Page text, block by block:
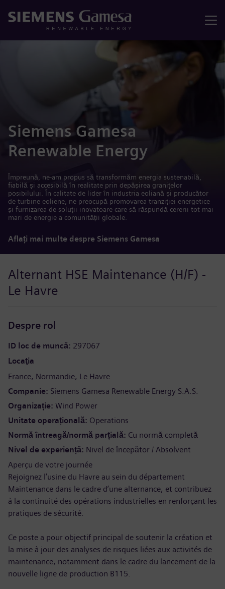
Siemens Gamesa
Renewable Energy
Împreună, ne-am propus să transformăm energia sustenabilă,
fiabilă și accesibilă în realitate prin depășirea granițelor
posibilului. În calitate de lider în industria eoliană și producător
de turbine eoliene, ne preocupă promovarea tranziției energetice
și furnizarea de soluții inovatoare care să răspundă cererii tot mai
mari de energie a comunității globale.
Aflați mai multe despre Siemens Gamesa
Alternant HSE Maintenance (H/F) -
Le Havre
Despre rol
ID loc de muncă 297067
Locaţia
France Normandie Le Havre
Companie Siemens Gamesa Renewable Energy S.A.S.
Organizație Wind Power
Unitate operațională Operations
Normă întreagă/normă parțială Cu normă completă
Nivel de experiență Nivel de începător / Absolvent
Aperçu de votre journée
Rejoignez l’usine du Havre au sein du département
Maintenance dans le cadre d’une alternance, et contribuez
à la continuité des opérations industrielles en renforçant les
pratiques de sécurité.
Ce poste a pour objectif principal de soutenir la création et
la mise à jour des analyses de risques liées aux activités de
maintenance, notamment dans le cadre du lancement de la
nouvelle ligne de production B115.